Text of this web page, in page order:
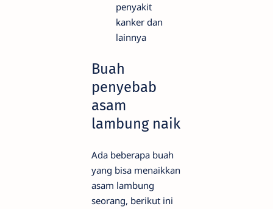
penyakit
kanker dan
lainnya
Buah
penyebab
asam
lambung naik
Ada beberapa buah
yang bisa menaikkan
asam lambung
seorang, berikut ini